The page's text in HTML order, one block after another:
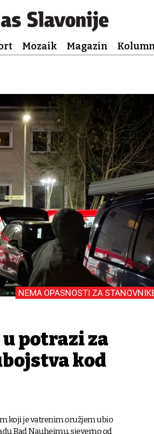
Mozaik Magazin
NEMA OPASNOSTI ZA
potrazi za
kod
koji je vatrenim oružjem ubio
Bad Nauheimu, sjeverno od